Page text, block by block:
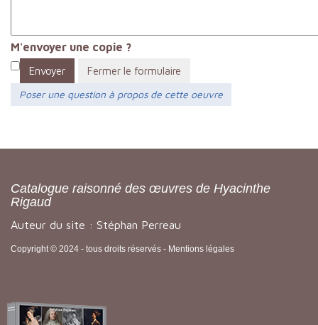
M'envoyer une copie ?
Envoyer
Fermer le formulaire
Poser une question à propos de cette oeuvre
Catalogue raisonné des œuvres de Hyacinthe
Rigaud
Auteur du site : Stéphan Perreau
Copyright © 2024 - tous droits réservés - Mentions légales